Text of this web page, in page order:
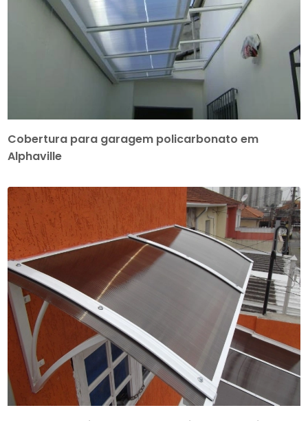
Cobertura para garagem policarbonato em
Alphaville